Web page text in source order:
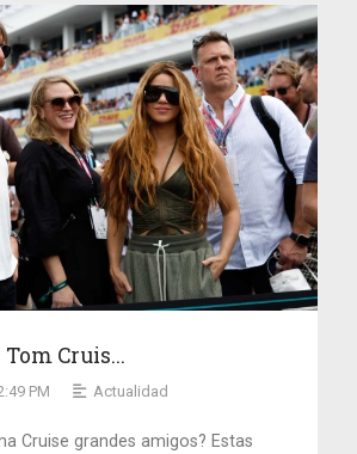
Cruis...
PM Actualidad
Cruise grandes amigos? Estas